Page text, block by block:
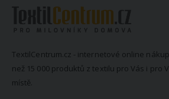
TextilCentrum.cz - internetové online
než 15 000 produktů z textilu pro Vás i pro
místě.